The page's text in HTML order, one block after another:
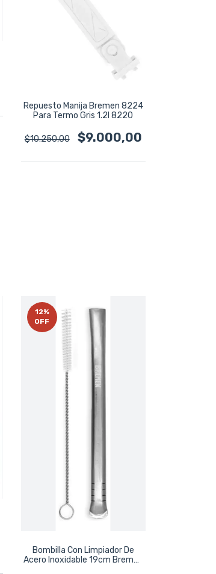
Repuesto Manija Bremen 8224
Para Termo Gris 1.2l 8220
$10.250,00 $9.000,00
12%
OFF
Bombilla Con Limpiador De
Acero Inoxidable 19cm Bremen